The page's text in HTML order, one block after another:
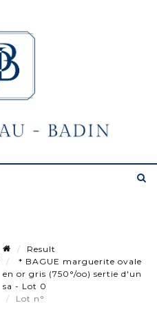
Result
* BAGUE marguerite ovale
en or gris (750°/oo) sertie d'un
sa - Lot 0
Lot n°